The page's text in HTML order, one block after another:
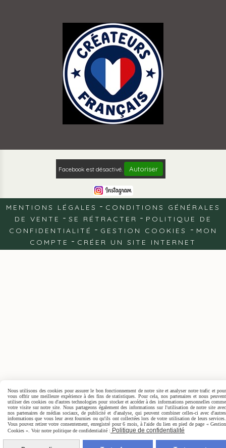
Facebook est désactivé. Autoriser
MENTIONS LÉGALES
CONDITIONS GÉNÉRALES
DE VENTE
SE RÉTRACTER
POLITIQUE DE
CONFIDENTIALITÉ
GESTION COOKIES
MON
COMPTE
CRÉER UN SITE INTERNET
Nous utilisons des cookies pour assurer le bon fonctionnement de notre site et analyser notre trafic et pour
vous offrir une meilleure expérience à des fins de statistiques. Pour cela, nos partenaires et nous peuvent
utiliser des cookies ou d'autres technologies pour stocker et accéder à des informations personnelles comme
votre visite sur notre site. Nous partageons également des informations sur l'utilisation de notre site avec
nos partenaires de médias sociaux, de publicité et d'analyse, qui peuvent combiner celles-ci avec d'autres
informations que vous leur avez fournies ou qu'ils ont collectées lors de votre utilisation de leurs services.
Vous pouvez retirer votre consentement, enregistré pour 6 mois, à l'aide du lien en pied de page « Gestion
Cookies ». Voir notre politique de confidentialité : Politique de confidentialité